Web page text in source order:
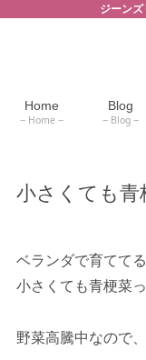
ジーン
Home
Home
Blog
Blog
小さくても青
ベランダで育てて
小さくても青梗菜
野菜高騰中なので